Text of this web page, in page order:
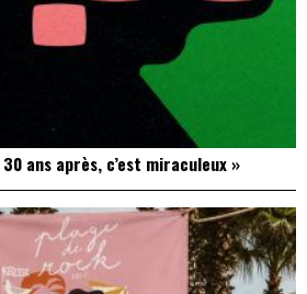
ans après, c’est miraculeux »